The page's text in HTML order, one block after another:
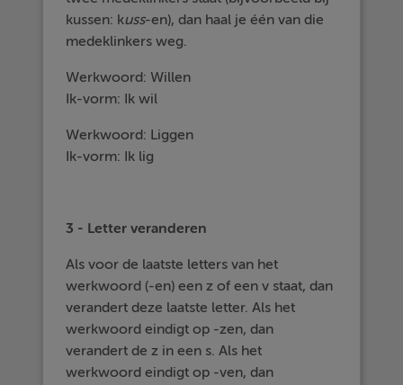
kussen: kuss-en), dan haal je één van die
medeklinkers weg.
Werkwoord: Willen
Ik-vorm: Ik wil
Werkwoord: Liggen
Ik-vorm: Ik lig
3 - Letter veranderen
Als voor de laatste letters van het
werkwoord (-en) een z of een v staat, dan
verandert deze laatste letter. Als het
werkwoord eindigt op -zen, dan
verandert de z in een s. Als het
werkwoord eindigt op -ven, dan